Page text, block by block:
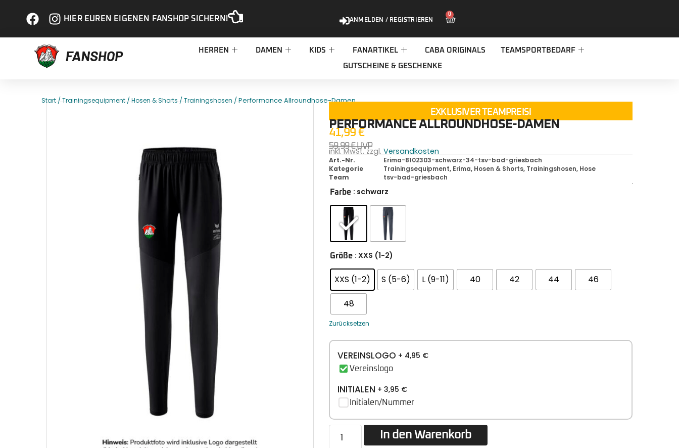
HIER EUREN EIGENEN FANSHOP SICHERN! ANMELDEN / REGISTRIEREN
0
HERREN DAMEN KIDS FANARTIKEL CABA ORIGINALS TEAMSPORTBEDARF
GUTSCHEINE & GESCHENKE
Start/Trainingsequipment/Hosen & Shorts/Trainingshosen/ Performance Allroundhose-Damen
EXKLUSIVER TEAMPREIS!
PERFORMANCE ALLROUNDHOSE-DAMEN
41,99€
59,99€UVP
inkl. MwSt. zzgl.Versandkosten
Art.-Nr.
Erima-8102303-schwarz-34-tsv-bad-griesbach
Kategorie
Trainingsequipment, Erima, Hosen & Shorts, Trainingshosen, Hose
Team
tsv-bad-griesbach
Farbe : schwarz
Größe : XXS (1-2)
XXS (1-2) S (5-6) L (9-11) 40 42 44 46
48
Zurücksetzen
VEREINSLOGO + 4,95 €
Vereinslogo
INITIALEN + 3,95 €
Initialen/Nummer
In den Warenkorb